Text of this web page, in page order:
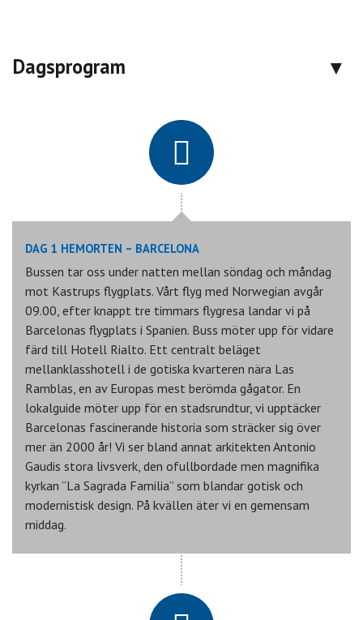
Dagsprogram
DAG 1 HEMORTEN – BARCELONA
Bussen tar oss under natten mellan söndag och måndag
mot Kastrups flygplats. Vårt flyg med Norwegian avgår
09.00, efter knappt tre timmars flygresa landar vi på
Barcelonas flygplats i Spanien. Buss möter upp för vidare
färd till Hotell Rialto. Ett centralt beläget
mellanklasshotell i de gotiska kvarteren nära Las
Ramblas, en av Europas mest berömda gågator. En
lokalguide möter upp för en stadsrundtur, vi upptäcker
Barcelonas fascinerande historia som sträcker sig över
mer än 2000 år! Vi ser bland annat arkitekten Antonio
Gaudis stora livsverk, den ofullbordade men magnifika
kyrkan ”La Sagrada Familia” som blandar gotisk och
modernistisk design. På kvällen äter vi en gemensam
middag.